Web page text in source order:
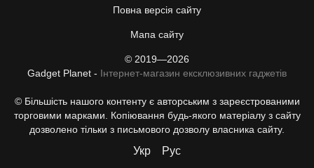
Повна версія сайту
Мапа сайту
© 2019—2026
Gadget Planet - Інтернет-магазин ексклюзивних гаджетів
© Більшість нашого контенту є авторським з зареєстрованими
торговими марками. Копіювання будь-якого матеріалу з сайту
дозволено тільки з письмового дозволу власника сайту.
Укр Рус